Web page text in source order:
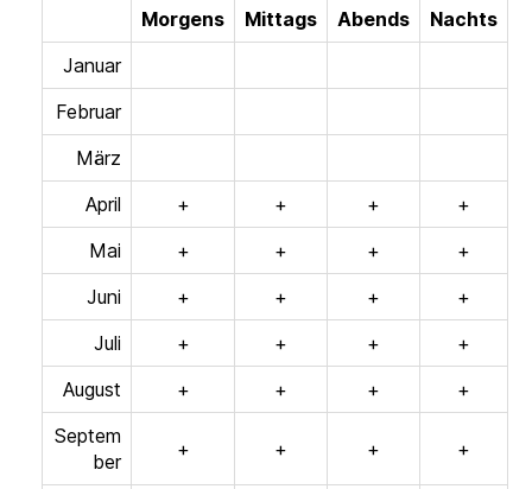
Morgens Mittags Abends
Nachts
Januar
Februar
März
April
+ + +
+
Mai
+ + +
+
Juni
+ + +
+
Juli
+ + +
+
August
+ + +
+
Septem
ber
+ + + +